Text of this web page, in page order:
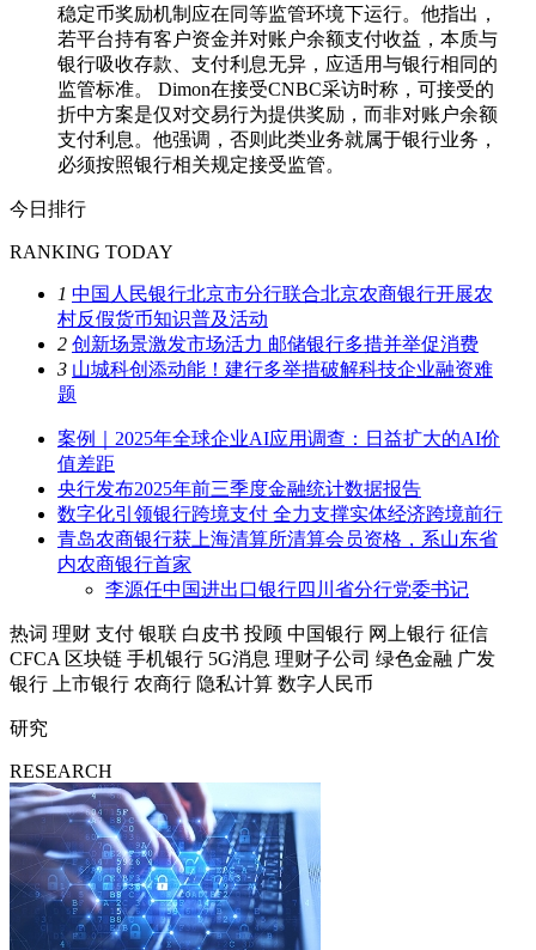
稳定币奖励机制应在同等监管环境下运行。他指出，
若平台持有客户资金并对账户余额支付收益，本质与
银行吸收存款、支付利息无异，应适用与银行相同的
监管标准。 Dimon在接受CNBC采访时称，可接受的
折中方案是仅对交易行为提供奖励，而非对账户余额
支付利息。他强调，否则此类业务就属于银行业务，
必须按照银行相关规定接受监管。
今日排行
RANKING TODAY
1 中国人民银行北京市分行联合北京农商银行开展农
村反假货币知识普及活动
2 创新场景激发市场活力 邮储银行多措并举促消费
3 山城科创添动能！建行多举措破解科技企业融资难
题
案例｜2025年全球企业AI应用调查：日益扩大的AI价
值差距
央行发布2025年前三季度金融统计数据报告
数字化引领银行跨境支付 全力支撑实体经济跨境前行
青岛农商银行获上海清算所清算会员资格，系山东省
内农商银行首家
李源任中国进出口银行四川省分行党委书记
热词 理财 支付 银联 白皮书 投顾 中国银行 网上银行 征信
CFCA 区块链 手机银行 5G消息 理财子公司 绿色金融 广发
银行
上市银行 农商行 隐私计算 数字人民币
研究
RESEARCH